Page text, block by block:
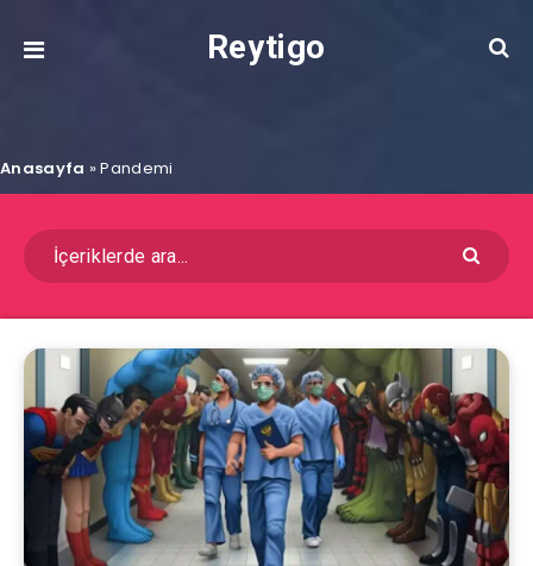
Reytigo
Anasayfa »Pandemi